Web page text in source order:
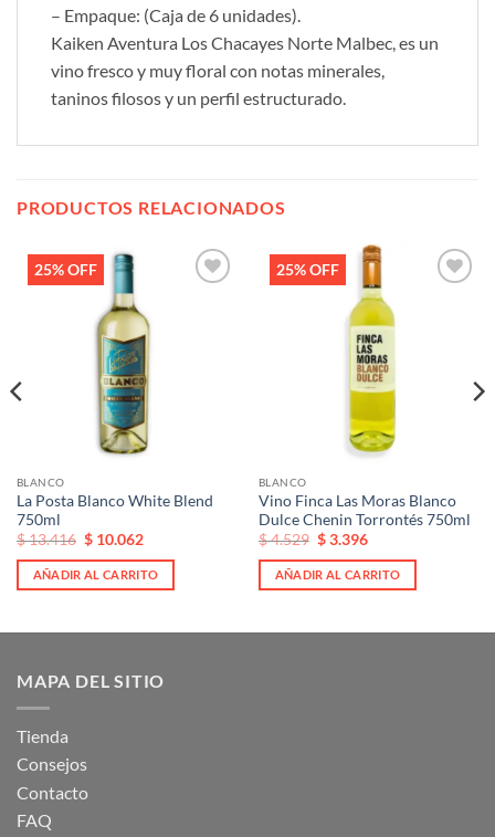
– Empaque: (Caja de 6 unidades).
Kaiken Aventura Los Chacayes Norte Malbec, es un
vino fresco y muy floral con notas minerales,
taninos filosos y un perfil estructurado.
PRODUCTOS RELACIONADOS
25% OFF
BLANCO
La Posta Blanco White Blend
750ml
El
precio
original
era:
$ 13.416.
$13.416 El
actual
es:
$ 13.416.
$10.062
AÑADIR AL CARRITO
25% OFF
BLANCO
Vino Finca Las Moras Blanco
Dulce Chenin Torrontés 750ml
El
precio
original
era:
$ 4.529.
$4.529 El
actual
es:
$ 4.529.
$3.396
AÑADIR AL CARRITO
MAPA DEL SITIO
Tienda
Consejos
Contacto
FAQ